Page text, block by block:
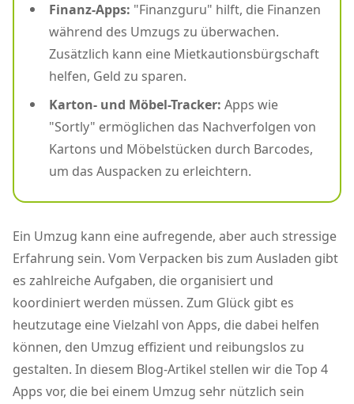
Finanz-Apps: "Finanzguru" hilft, die Finanzen
während des Umzugs zu überwachen.
Zusätzlich kann eine Mietkautionsbürgschaft
helfen, Geld zu sparen.
Karton- und Möbel-Tracker: Apps wie
"Sortly" ermöglichen das Nachverfolgen von
Kartons und Möbelstücken durch Barcodes,
um das Auspacken zu erleichtern.
Ein Umzug kann eine aufregende, aber auch stressige
Erfahrung sein. Vom Verpacken bis zum Ausladen gibt
es zahlreiche Aufgaben, die organisiert und
koordiniert werden müssen. Zum Glück gibt es
heutzutage eine Vielzahl von Apps, die dabei helfen
können, den Umzug effizient und reibungslos zu
gestalten. In diesem Blog-Artikel stellen wir die Top 4
Apps vor, die bei einem Umzug sehr nützlich sein